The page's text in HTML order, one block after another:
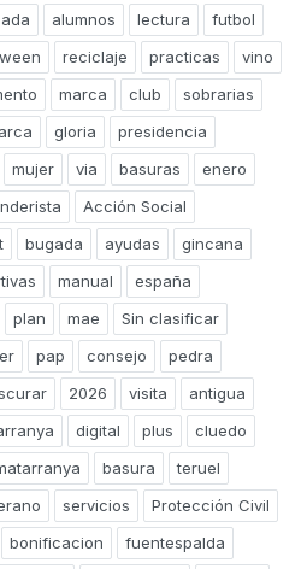
alumnos lectura
futbol
reciclaje practicas
vino
marca club
sobrarias
gloria
presidencia
mujer via basuras
enero
Acción Social
bugada ayudas
gincana
manual
españa
plan mae
Sin clasificar
pap consejo
pedra
2026 visita
antigua
digital plus
cluedo
basura
teruel
servicios
Protección Civil
bonificacion fuentespalda